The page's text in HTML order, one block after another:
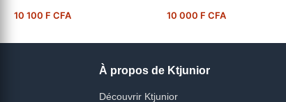
10 100 F CFA 10 000 F CFA
À propos de Ktjunior
Découvrir Ktjunior